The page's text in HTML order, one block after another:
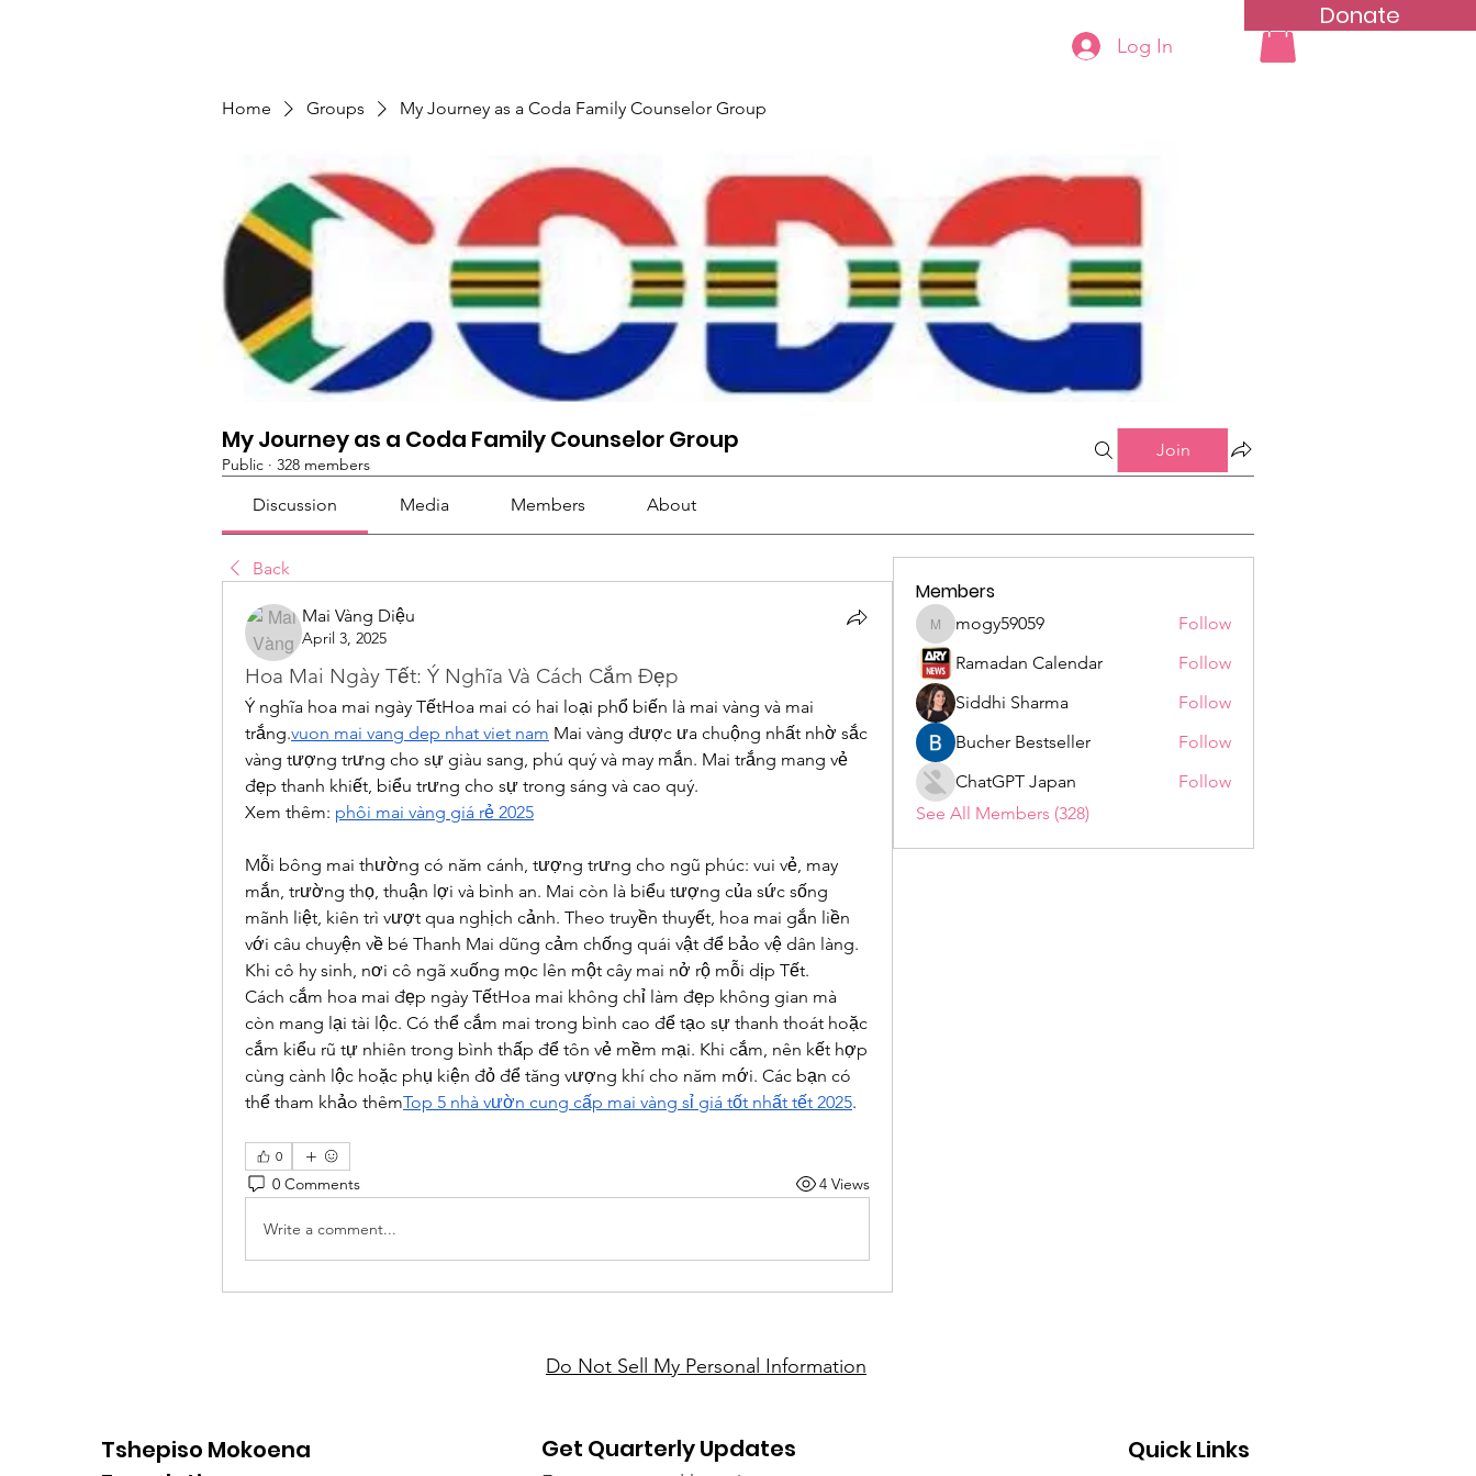
Donate
Groups ListLog In
Home Groups My Journey as a Coda Family Counselor Group
My Journey as a Coda Family Counselor Group
Public · 328 members
Join
Discussion Media Members About
Back
Mai Vàng Diệu
April 3, 2025
Hoa Mai Ngày Tết: Ý Nghĩa Và Cách Cắm Đẹp
Ý nghĩa hoa mai ngày TếtHoa mai có hai loại phổ biến là mai vàng và mai
trắng.vuon mai vang dep nhat viet nam Mai vàng được ưa chuộng nhất nhờ sắc
vàng tượng trưng cho sự giàu sang, phú quý và may mắn. Mai trắng mang vẻ
đẹp thanh khiết, biểu trưng cho sự trong sáng và cao quý.
Xem thêm: phôi mai vàng giá rẻ 2025
Mỗi bông mai thường có năm cánh, tượng trưng cho ngũ phúc: vui vẻ, may
mắn, trường thọ, thuận lợi và bình an. Mai còn là biểu tượng của sức sống
mãnh liệt, kiên trì vượt qua nghịch cảnh. Theo truyền thuyết, hoa mai gắn liền
với câu chuyện về bé Thanh Mai dũng cảm chống quái vật để bảo vệ dân làng.
Khi cô hy sinh, nơi cô ngã xuống mọc lên một cây mai nở rộ mỗi dịp Tết.
Cách cắm hoa mai đẹp ngày TếtHoa mai không chỉ làm đẹp không gian mà
còn mang lại tài lộc. Có thể cắm mai trong bình cao để tạo sự thanh thoát hoặc
cắm kiểu rũ tự nhiên trong bình thấp để tôn vẻ mềm mại. Khi cắm, nên kết hợp
cùng cành lộc hoặc phụ kiện đỏ để tăng vượng khí cho năm mới. Các bạn có
thể tham khảo thêmTop 5 nhà vườn cung cấp mai vàng sỉ giá tốt nhất tết 2025.
0
0 Comments 4 Views
Write a comment...
Members
mogy59059
mogy59059
Follow
Ramadan Calendar
Follow
Siddhi Sharma
Follow
Bucher Bestseller
Follow
ChatGPT Japan
Follow
See All Members (328)
Tshepiso Mokoena
Get Quarterly Updates Quick Links
Do Not Sell My Personal Information